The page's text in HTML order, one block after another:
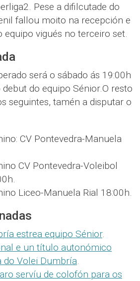
Pese a difilcutade do
fallou moito na recepción e
equipo vigués no terceiro set.
será o sábado ás 19:00h
do equipo Sénior.O resto
seguintes, tamén a disputar o
CV Pontevedra-Manuela
CV Pontevedra-Voleibol
Liceo-Manuela Rial 18:00h.
estrea equipo Sénior.
e un título autonómico
do Volei Dumbría.
servíu de colofón para os